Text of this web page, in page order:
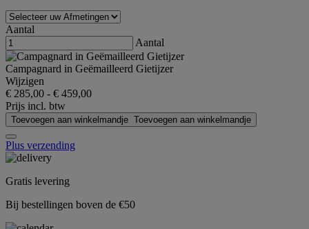
Aantal
Aantal
Campagnard in Geëmailleerd Gietijzer
Wijzigen
€ 285,00 - € 459,00
Prijs incl. btw
Toevoegen aan winkelmandje Toevoegen aan winkelmandje
Plus verzending
Gratis levering
Bij bestellingen boven de €50